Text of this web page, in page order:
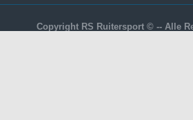
Copyright RS Ruitersport © -- Alle